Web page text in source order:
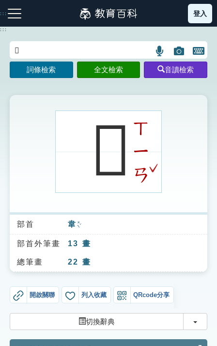
到
主
:::
注音索引圖示 筆畫索引圖示 部首索引表圖示
索引選單
知識索引
單字索引
登入
:::
語
言
搜
示
圖
片
搜
開
鍵
圖
詞條檢索 全文檢索 音讀檢索
𩏩ㄒ
ㄧ
ㄢ
ˇ
部首 韋 ㄨㄟˊ
部首外筆畫 13 畫
總筆畫 22 畫
開啟關聯 列入收藏 QRcode分享
切換辭典 切換